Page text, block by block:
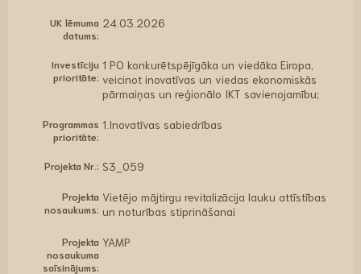
UK lēmuma
datums:
24.03.2026
Investīciju
prioritāte:
1 PO konkurētspējīgāka un viedāka Eiropa,
veicinot inovatīvas un viedas ekonomiskās
pārmaiņas un reģionālo IKT savienojamību;
Programmas
prioritāte:
1.Inovatīvas sabiedrības
Projekta Nr.: S3_059
Projekta
nosaukums:
Vietējo mājtirgu revitalizācija lauku attīstības
un noturības stiprināšanai
Projekta
nosaukuma
saīsinājums:
YAMP